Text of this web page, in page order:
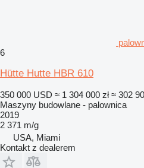
6
Hütte Hutte HBR 610
350 000 USD ≈ 1 304 000 zł ≈ 302
Maszyny budowlane - palownica
2019
2 371 m/g
USA, Miami
Kontakt z dealerem